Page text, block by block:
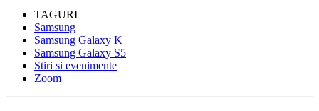
TAGURI
Samsung
Samsung Galaxy K
Samsung Galaxy S5
Stiri si evenimente
Zoom